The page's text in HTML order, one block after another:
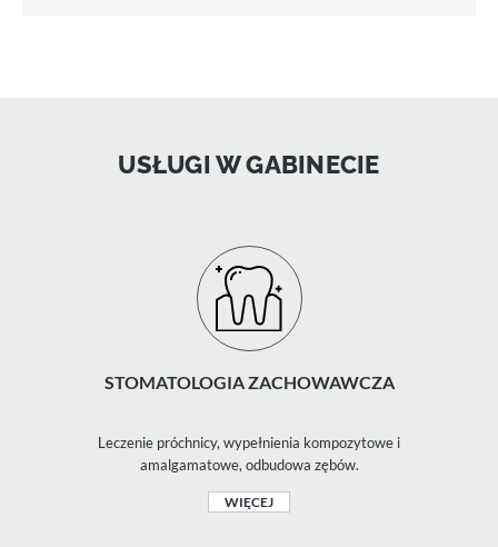
USŁUGI W GABINECIE
STOMATOLOGIA ZACHOWAWCZA
Leczenie próchnicy, wypełnienia kompozytowe i
amalgamatowe, odbudowa zębów.
WIĘCEJ